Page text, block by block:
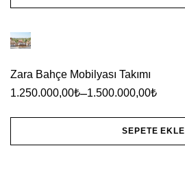
ürün
sayfasından
ürünün
fazla
varyasyonu
var.
Seçenekler
Zara Bahçe Mobilyası Takımı
1.250.000,00₺–1.500.000,00₺
SEPETE EKLE